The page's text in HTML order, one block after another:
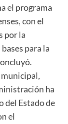
el programa
con el
por la
para la
municipal,
ha
del Estado de
el